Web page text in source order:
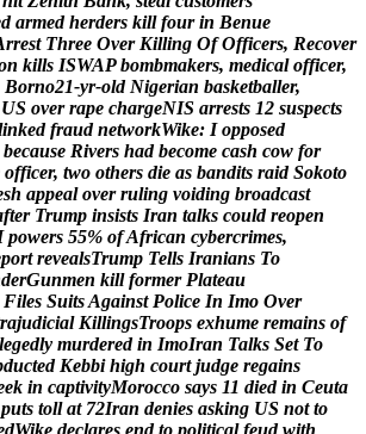
d armed herders kill four in Benue
rrest Three Over Killing Of Officers, Recover
n kills ISWAP bombmakers, medical officer,
Borno21-yr-old Nigerian basketballer,
US over rape chargeNIS arrests 12 suspects
inked fraud networkWike: I opposed
because Rivers had become cash cow for
officer, two others die as bandits raid Sokoto
sh appeal over ruling voiding broadcast
fter Trump insists Iran talks could reopen
powers 55% ofAfrican cybercrimes,
port revealsTrump Tells Iranians To
derGunmen kill former Plateau
Files SuitsAgainst Police In Imo Over
rajudicial KillingsTroops exhume remains of
legedly murdered in ImoIran Talks Set To
ducted Kebbi high court judge regains
ek in captivityMorocco says 11 died in Ceuta
puts toll at 72Iran denies asking US not to
dWike declares end to political feud with